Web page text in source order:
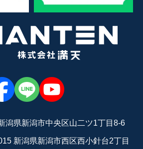
潟県新潟市中央区山二ツ1丁目8-6
新潟県新潟市西区西小針台2丁目